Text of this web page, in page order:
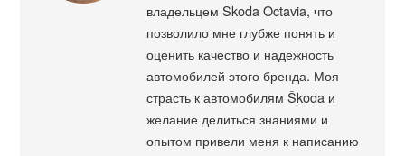
владельцем Škoda Octavia, что
позволило мне глубже понять и
оценить качество и надежность
автомобилей этого бренда. Моя
страсть к автомобилям Škoda и
желание делиться знаниями и
опытом привели меня к написанию